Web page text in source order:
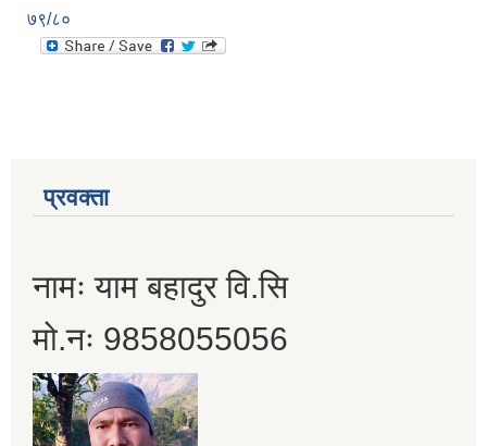
७९/८०
प्रवक्ता
नामः याम बहादुर वि.सि
मो.नः 9858055056